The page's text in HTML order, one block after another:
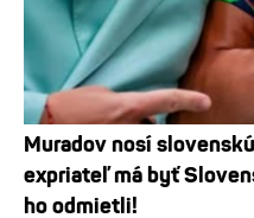
Muradov nosí
expriateľ má byť
ho odmietli!